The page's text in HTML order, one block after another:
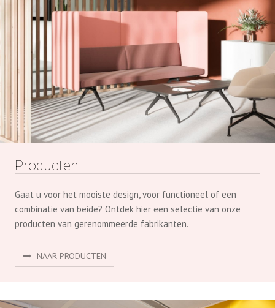
Producten
Gaat u voor het mooiste design, voor functioneel of een
combinatie van beide? Ontdek hier een selectie van onze
producten van gerenommeerde fabrikanten.
NAAR PRODUCTEN